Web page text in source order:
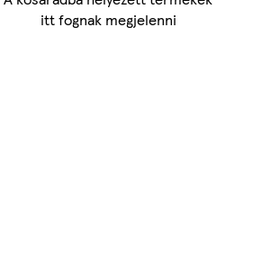
itt fognak megjelenni